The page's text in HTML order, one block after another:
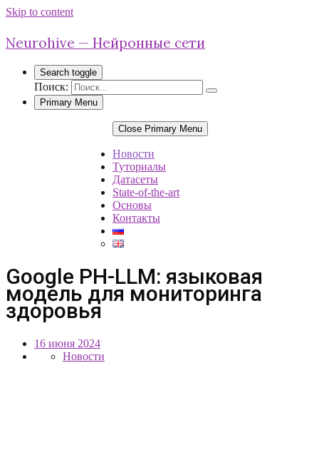
Skip to content
Neurohive — Нейронные сети
Search toggle
Поиск:
Primary Menu
Close Primary Menu
Новости
Туториалы
Датасеты
State-of-the-art
Основы
Контакты
Google PH-LLM: языковая
модель для мониторинга
здоровья
16 июня 2024
Новости